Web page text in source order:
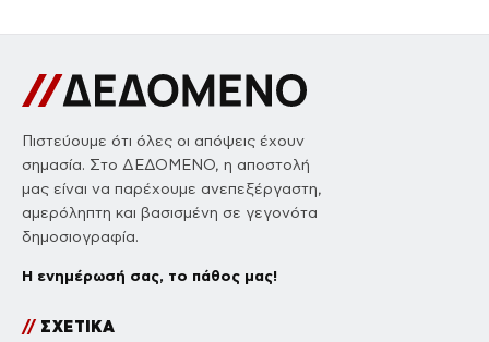
Πιστεύουμε ότι όλες οι απόψεις έχουν
σημασία. Στο ΔΕΔΟΜΕΝΟ, η αποστολή
μας είναι να παρέχουμε ανεπεξέργαστη,
αμερόληπτη και βασισμένη σε γεγονότα
δημοσιογραφία.
Η ενημέρωσή σας, το πάθος μας!
//ΣΧΕΤΙΚΑ